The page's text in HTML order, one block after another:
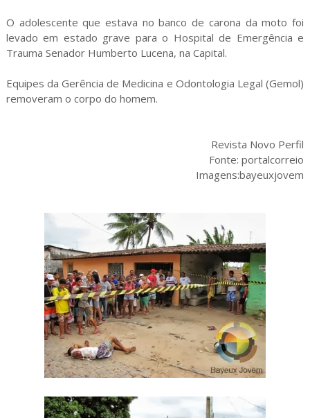
O adolescente que estava no banco de carona da moto foi
levado em estado grave para o Hospital de Emergência e
Trauma Senador Humberto Lucena, na Capital.
Equipes da Gerência de Medicina e Odontologia Legal (Gemol)
removeram o corpo do homem.
Revista Novo Perfil
Fonte: portalcorreio
Imagens:bayeuxjovem